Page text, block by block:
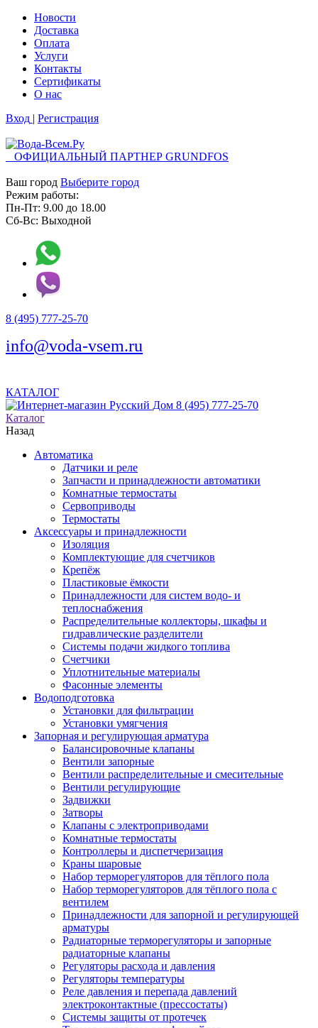
Новости
Доставка
Оплата
Услуги
Контакты
Cертификаты
О нас
Вход | Регистрация
ОФИЦИАЛЬНЫЙ ПАРТНЕР GRUNDFOS
Ваш город Выберите город
Режим работы:
Пн-Пт: 9.00 до 18.00
Сб-Вс: Выходной
8 (495) 777-25-70
info@voda-vsem.ru
КАТАЛОГ
8 (495) 777-25-70
Каталог
Назад
Автоматика
Датчики и реле
Запчасти и принадлежности автоматики
Комнатные термостаты
Сервоприводы
Термостаты
Аксессуары и принадлежности
Изоляция
Комплектующие для счетчиков
Крепёж
Пластиковые ёмкости
Принадлежности для систем водо- и
теплоснабжения
Распределительные коллекторы, шкафы и
гидравлические разделители
Системы подачи жидкого топлива
Счетчики
Уплотнительные материалы
Фасонные элементы
Водоподготовка
Установки для фильтрации
Установки умягчения
Запорная и регулирующая арматура
Балансировочные клапаны
Вентили запорные
Вентили распределительные и смесительные
Вентили регулирующие
Задвижки
Затворы
Клапаны с электроприводами
Комнатные термостаты
Контроллеры и диспетчеризация
Краны шаровые
Набор терморегуляторов для тёплого пола
Набор терморегуляторов для тёплого пола с
вентилем
Принадлежности для запорной и регулирующей
арматуры
Радиаторные терморегуляторы и запорные
радиаторные клапаны
Регуляторы расхода и давления
Регуляторы температуры
Реле давления и перепада давлений
электроконтактные (прессостаты)
Системы защиты от протечек